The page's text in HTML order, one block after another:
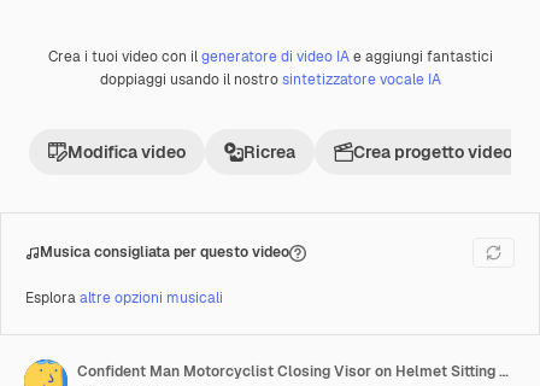
Premium
Crea i tuoi video con ilgeneratore di video IAe aggiungi fantastici
doppiaggi usando il nostrosintetizzatore vocale IA
Modifica video Ricrea Crea progetto video
Musica consigliata per questo video
Esploraaltre opzioni musicali
Confident Man Motorcyclist Closing Visor on Helmet Sitting on Sport Motorcycle At sunset